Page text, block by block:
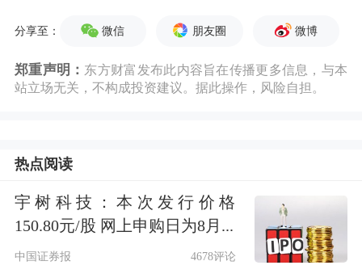
分享至： 微信 朋友圈 微博
郑重声明： 东方财富发布此内容旨在传播更多信息，与本
站立场无关，不构成投资建议。据此操作，风险自担。
热点阅读
宇树科技：本次发行价格
150.80元/股 网上申购日为8月...
中国证券报 4678评论